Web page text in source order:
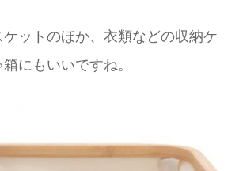
ットのほか、衣類などの収納ケ
にもいいですね。